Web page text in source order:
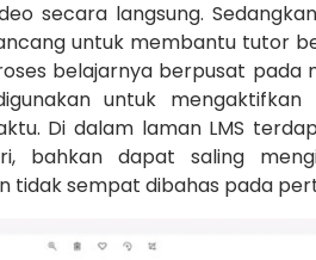
secara langsung.
untuk membantu tutor
belajarnya berpusat pada
untuk
Di dalam laman LMS
bahkan dapat saling
tidak sempat dibahas pada